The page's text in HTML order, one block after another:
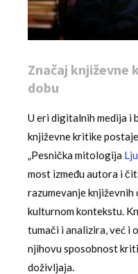
Značaj književne
dobu
U eri digitalnih medija i
književne kritike
„Pesnička mitologija
most između autora i
razumevanje
kulturnom kontekstu.
tumači i analizira, već i
njihovu sposobnost
doživljaja.